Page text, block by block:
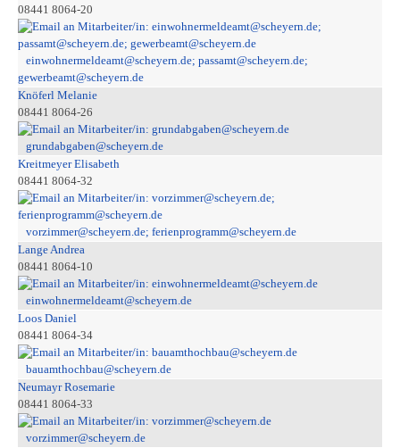
08441 8064-20
einwohnermeldeamt@scheyern.de; passamt@scheyern.de;
gewerbeamt@scheyern.de
Knöferl Melanie
08441 8064-26
grundabgaben@scheyern.de
Kreitmeyer Elisabeth
08441 8064-32
vorzimmer@scheyern.de; ferienprogramm@scheyern.de
Lange Andrea
08441 8064-10
einwohnermeldeamt@scheyern.de
Loos Daniel
08441 8064-34
bauamthochbau@scheyern.de
Neumayr Rosemarie
08441 8064-33
vorzimmer@scheyern.de